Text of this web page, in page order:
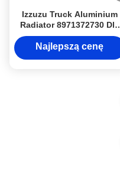
Izzuzu Truck Aluminium
Radiator 8971372730 Dla
600P 4JB1T NPR 4BE1
4BD1
Najlepszą cenę